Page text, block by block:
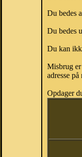
Du bedes
Du bedes
Du kan
Misbrug
adresse
Opdager